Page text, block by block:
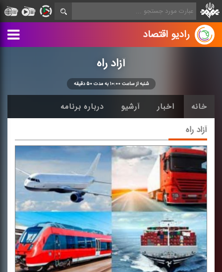
رادیو اقتصاد
آزاد راه
شنبه از ساعت ۱۰:۰۰ به مدت ۵۰ دقیقه
خانه اخبار آرشیو درباره برنامه
آزاد راه